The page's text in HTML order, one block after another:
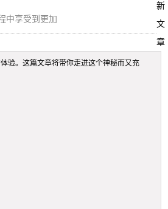
中享受到更加
验。这篇文章将带你走进这个神秘而又充
新
文
章